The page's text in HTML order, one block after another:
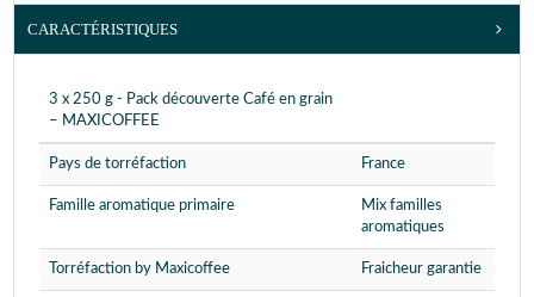
CARACTÉRISTIQUES
3 x 250 g - Pack découverte Café en grain
– MAXICOFFEE
Pays de torréfaction France
Famille aromatique primaire
Mix familles
aromatiques
Torréfaction by Maxicoffee Fraicheur garantie